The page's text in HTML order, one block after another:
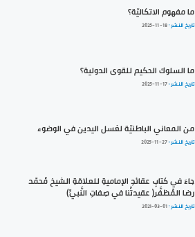
ما مفهوم الاتكاليّة؟
تاريخ النشر :2025-11-18
ما السلوك الحكيم للقوى الدولية؟
تاريخ النشر :2025-11-17
من المعاني الباطنيّة لغسل اليدين في الوضوء
تاريخ النشر :2025-11-27
جاءَ في كتابِ عقائدِ الإماميةِ للعلامّةِ الشيخ مُحمّد
رضا المُظفَّر( عقيدتُنا في صِفاتِ النَّبيِّ)
تاريخ النشر :2021-03-01